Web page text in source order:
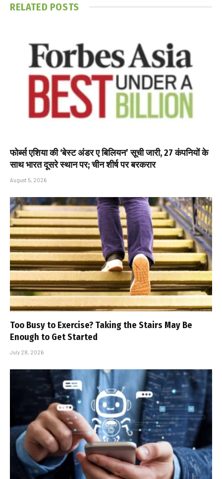
RELATED POSTS
फोर्ब्स एशिया की ‘बेस्ट अंडर ए बिलियन’ सूची जारी, 27 कंपनियों के
साथ भारत दूसरे स्थान पर; चीन शीर्ष पर बरकरार
August 5, 2026
Too Busy to Exercise? Taking the Stairs May Be
Enough to Get Started
July 28, 2026